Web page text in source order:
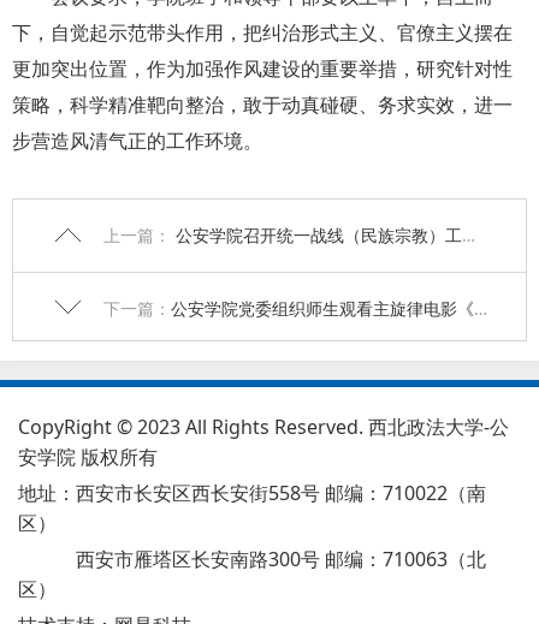
下，自觉起示范带头作用，把纠治形式主义、官僚主义摆在
更加突出位置，作为加强作风建设的重要举措，研究针对性
策略，科学精准靶向整治，敢于动真碰硬、务求实效，进一
步营造风清气正的工作环境。
上一篇： 公安学院召开统一战线（民族宗教）工作会议
下一篇： 公安学院党委组织师生观看主旋律电影《花儿为什么这样红》
CopyRight © 2023 All Rights Reserved. 西北政法大学-公
安学院 版权所有
地址：西安市长安区西长安街558号 邮编：710022（南
区）
西安市雁塔区长安南路300号 邮编：710063（北
区）